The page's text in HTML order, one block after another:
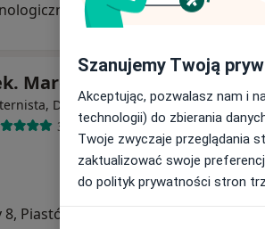
Brak ceny
Marek Golatowski
Diabetolog·Więcej
30 opinii
8, Piastów
Szanujemy Twoją
Akceptując, pozwalasz nam i
technologii) do zbierania
Twoje zwyczaje przeglądania
zaktualizować swoje
do polityk prywatności stron